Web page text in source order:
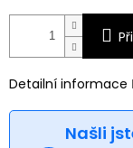
Detailní informace
Našli